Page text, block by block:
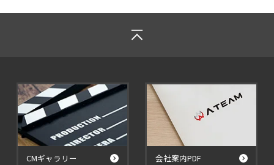
CMギャラリー 会社案内PDF